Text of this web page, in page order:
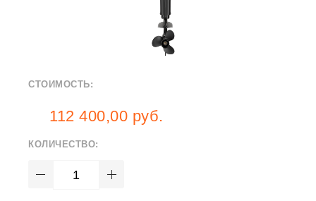
СТОИМОСТЬ:
112 400,00 руб.
КОЛИЧЕСТВО: